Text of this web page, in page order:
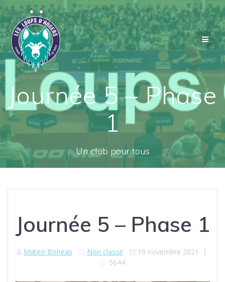
Passer
au
contenu
Journée 5 – Phase
1
Un club pour tous
Journée 5 – Phase 1
Mateo Bohéas Non classé 19 novembre 2021
|
5644